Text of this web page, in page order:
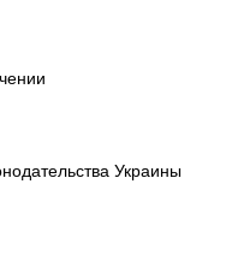
Украины